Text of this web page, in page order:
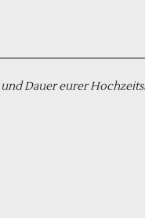
Dauer eurer